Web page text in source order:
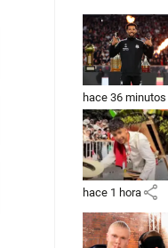
hace 36 minutos
hace 1 hora share